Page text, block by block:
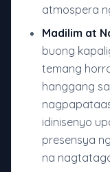
atmospera
Madilim at
buong
temang
hanggang
idinisenyo
presensya
na